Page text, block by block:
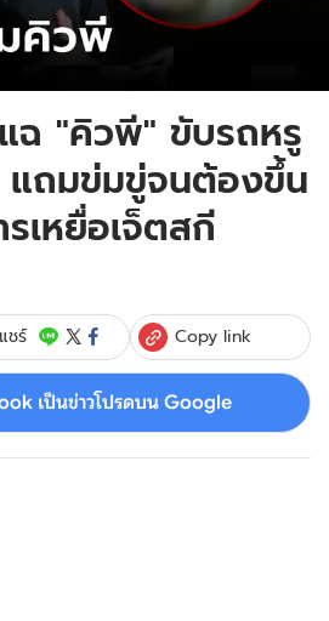
ฉ "คิวพี" ขับรถหรู
แถมข่มขู่จนต้องขึ้น
เหยื่อเจ็ตสกี
แชร์ Copy link
เป็นข่าวโปรดบน Google